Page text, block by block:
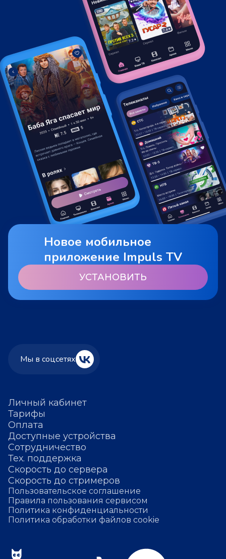
Новое мобильное
приложение Impuls TV
УСТАНОВИТЬ
Личный кабинет
Тарифы
Оплата
Доступные устройства
Сотрудничество
Тех. поддержка
Скорость до сервера
Скорость до стримеров
Пользовательское соглашение
Правила пользования сервисом
Политика конфиденциальности
Политика обработки файлов cookie
Мы в соцсетях